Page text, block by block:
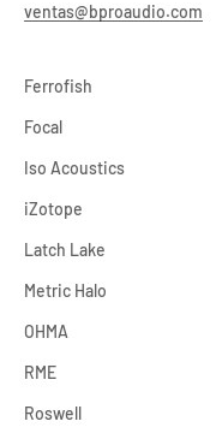
ventas@bproaudio.com
Ferrofish
Focal
Iso Acoustics
iZotope
Latch Lake
Metric Halo
OHMA
RME
Roswell